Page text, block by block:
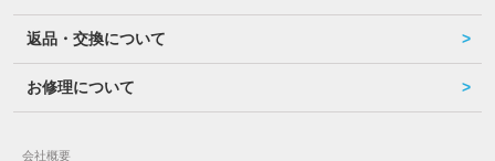
返品・交換について
お修理について
会社概要